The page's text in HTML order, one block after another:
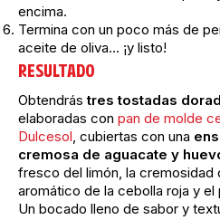
encima.
Termina con un poco más de
aceite de oliva… ¡y listo!
RESULTADO
Obtendrástres tostadas
elaboradas con pan de molde
Dulcesol, cubiertas con una
cremosa de aguacate y
fresco del limón, la cremosidad
aromático de la cebolla roja y el
Un bocado lleno de sabor y